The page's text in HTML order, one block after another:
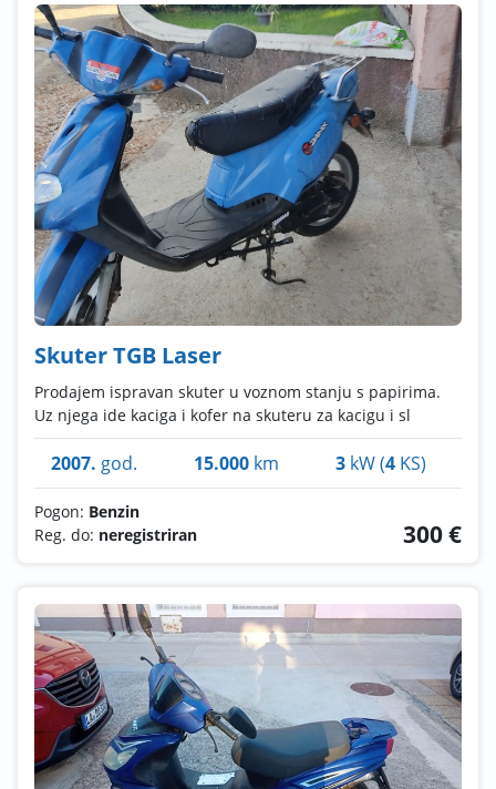
Skuter TGB Laser
Prodajem ispravan skuter u voznom stanju s papirima.
Uz njega ide kaciga i kofer na skuteru za kacigu i sl
2007. god. 15.000km 3 kW (4 KS)
Pogon: Benzin
Reg. do: neregistriran 300 €